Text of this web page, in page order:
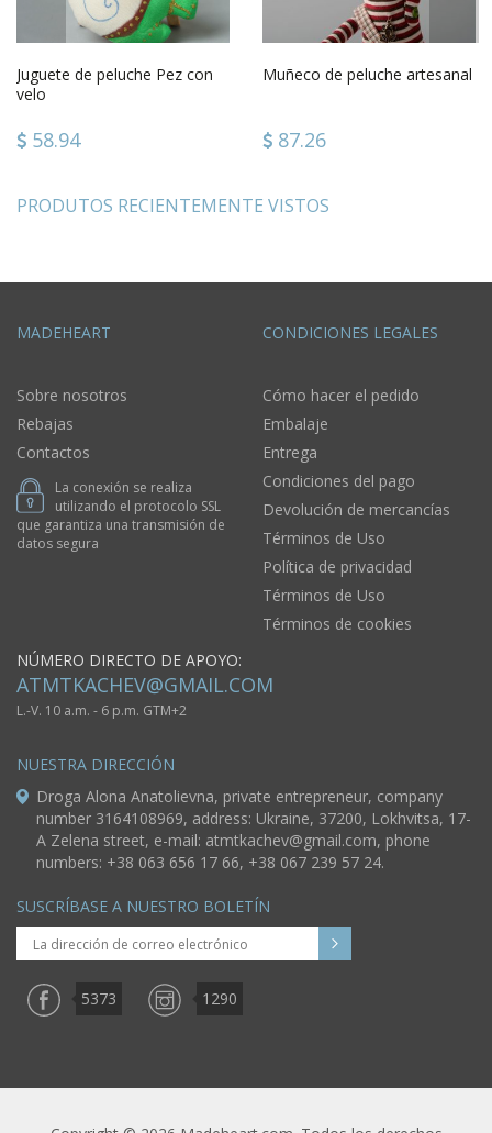
Juguete de peluche Pez con
velo
58.94
Muñeco de peluche artesanal
87.26
PRODUTOS RECIENTEMENTE VISTOS
MADEHEART
Sobre nosotros
Rebajas
Contactos
La conexión se realiza
utilizando el protocolo SSL
que garantiza una transmisión de
datos segura
CONDICIONES LEGALES
Cómo hacer el pedido
Embalaje
Entrega
Condiciones del pago
Devolución de mercancías
Términos de Uso
Política de privacidad
Términos de Uso
Términos de cookies
NÚMERO DIRECTO DE APOYO:
ATMTKACHEV@GMAIL.COM
L.-V. 10 a.m. - 6 p.m. GTM+2
NUESTRA DIRECCIÓN
Droga Alona Anatolievna, private entrepreneur, company
number 3164108969, address: Ukraine, 37200, Lokhvitsa, 17-
A Zelena street, e-mail: atmtkachev@gmail.com, phone
numbers: +38 063 656 17 66, +38 067 239 57 24.
SUSCRÍBASE A NUESTRO BOLETÍN
5373 1290